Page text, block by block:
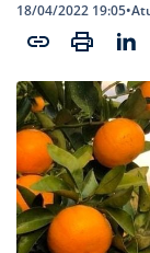
18/04/2022 19:05•